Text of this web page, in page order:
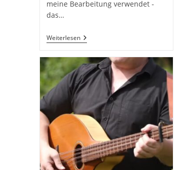
meine Bearbeitung verwendet -
das…
WeiterlesenJesus
Bleibet
Freude
BWV
147
–
Marine
Moletto